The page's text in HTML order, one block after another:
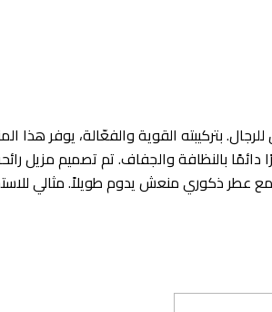
بتركيبته القوية والفعّالة، يوفر هذا
بالنظافة والجفاف. تم تصميم مزيل
مع عطر ذكوري منعش يدوم طويلاً. مثالي